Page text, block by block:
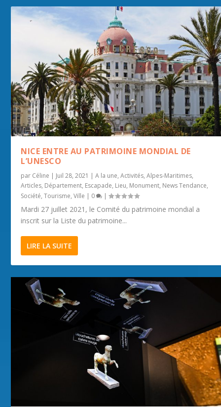
L’ÎLE DE BENDOR
BALADE LE LONG DU CAP FERRAT
LE ROCHER DE ROQUEBRUNE
ROUBION
NICE ENTRE AU PATRIMOINE MONDIAL DE
L’UNESCO
par Céline | Juil 28, 2021 |A la une,Activités,Alpes-Maritimes,
Articles, Département, Escapade, Lieu, Monument, News Tendance,
Société,Tourisme,Ville | 0 |
Mardi 27 juillet 2021, le Comité du patrimoine mondial a
inscrit sur la Liste du patrimoine...
LIRE LA SUITE